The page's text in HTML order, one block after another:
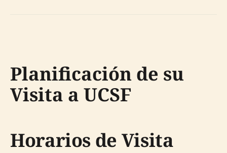
Planificación de su
Visita a UCSF
Horarios de Visita